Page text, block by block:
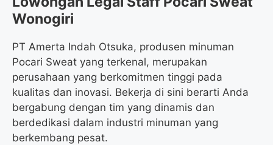
Wonogiri
PT Amerta Indah Otsuka, produsen minuman
Pocari Sweat yang terkenal, merupakan
perusahaan yang berkomitmen tinggi pada
kualitas dan inovasi. Bekerja di sini berarti Anda
bergabung dengan tim yang dinamis dan
berdedikasi dalam industri minuman yang
berkembang pesat.